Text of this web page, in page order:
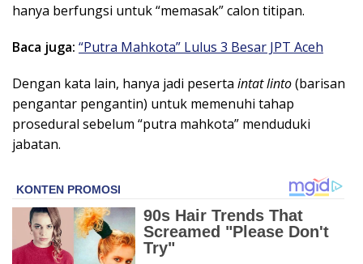
hanya berfungsi untuk “memasak” calon titipan.
Baca juga: “Putra Mahkota” Lulus 3 Besar JPT Aceh
Dengan kata lain, hanya jadi peserta intat linto(barisan
pengantar pengantin) untuk memenuhi tahap
prosedural sebelum “putra mahkota” menduduki
jabatan.